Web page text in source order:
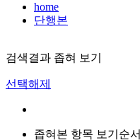
home
단행본
검색결과 좁혀 보기
선택해제
좁혀본 항목 보기순서